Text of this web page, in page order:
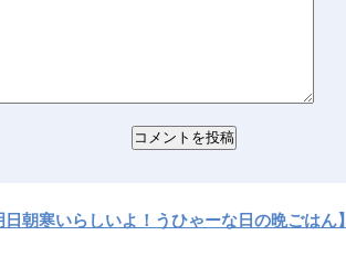
日朝寒いらしいよ！うひゃーな日の晩ごはん】